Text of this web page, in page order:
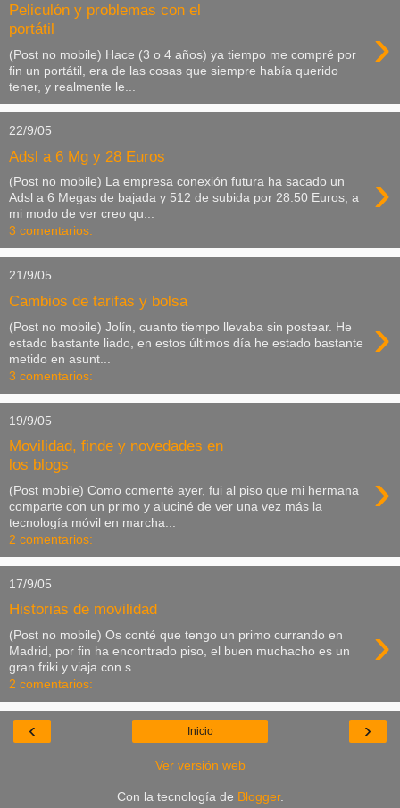
Peliculón y problemas con el
portátil
›
(Post no mobile) Hace (3 o 4 años) ya tiempo me compré por
fin un portátil, era de las cosas que siempre había querido
tener, y realmente le...
22/9/05
Adsl a 6 Mg y 28 Euros
›
(Post no mobile) La empresa conexión futura ha sacado un
Adsl a 6 Megas de bajada y 512 de subida por 28.50 Euros, a
mi modo de ver creo qu...
3 comentarios:
21/9/05
Cambios de tarifas y bolsa
›
(Post no mobile) Jolín, cuanto tiempo llevaba sin postear. He
estado bastante liado, en estos últimos día he estado bastante
metido en asunt...
3 comentarios:
19/9/05
Movilidad, finde y novedades en
los blogs
›
(Post mobile) Como comenté ayer, fui al piso que mi hermana
comparte con un primo y aluciné de ver una vez más la
tecnología móvil en marcha...
2 comentarios:
17/9/05
Historias de movilidad
›
(Post no mobile) Os conté que tengo un primo currando en
Madrid, por fin ha encontrado piso, el buen muchacho es un
gran friki y viaja con s...
2 comentarios:
‹ ›
Inicio
Ver versión web
Con la tecnología de Blogger.